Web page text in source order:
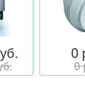
0
0